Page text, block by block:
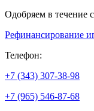
Одобряем в течение
Рефинансирование
Телефон:
+7 (343) 307-38-98
+7 (965) 546-87-68